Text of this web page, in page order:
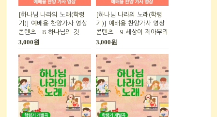
[하나님 나라의 노래(학령
기)] 예배용 찬양가사 영상
콘텐츠 - 8.하나님의 것
3,000원
[하나님 나라의 노래(학령
기)] 예배용 찬양가사 영상
콘텐츠 - 9.세상이 제아무리
3,000원